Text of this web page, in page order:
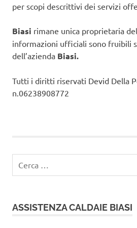
per scopi descrittivi dei servizi
Biasi rimane unica proprietaria
informazioni ufficiali sono fruibili
dell’azienda Biasi.
Tutti i diritti riservati Devid Della
n.06238908772
per:
ASSISTENZA CALDAIE BIASI